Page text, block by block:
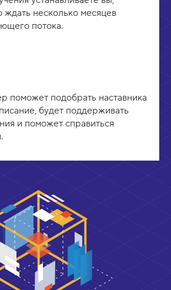
ждать несколько месяцев
потока.
поможет подобрать наставника
будет поддерживать
и поможет справиться